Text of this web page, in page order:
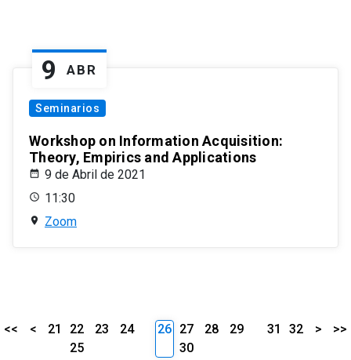
9 ABR
Seminarios
Workshop on Information Acquisition:
Theory, Empirics and Applications
9 de Abril de 2021
11:30
Zoom
<< < 21 22 23
24
25
26 27 28
29
30
31 32 > >>